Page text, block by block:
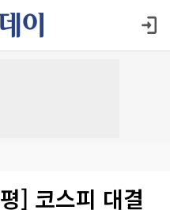
] 코스피 대결